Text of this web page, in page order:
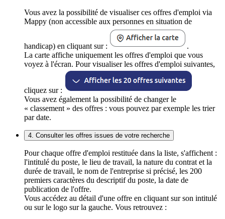
Vous avez la possibilité de visualiser ces offres d'emploi via
Mappy (non accessible aux personnes en situation de
handicap) en cliquant sur :
.
La carte affiche uniquement les offres d'emploi que vous
voyez à l'écran. Pour visualiser les offres d'emploi suivantes,
cliquez sur :
Vous avez également la possibilité de changer le
« classement » des offres : vous pouvez par exemple les trier
par date.
4. Consulter les offres issues de votre recherche
Pour chaque offre d'emploi restituée dans la liste, s'affichent :
l'intitulé du poste, le lieu de travail, la nature du contrat et la
durée de travail, le nom de l'entreprise si précisé, les 200
premiers caractères du descriptif du poste, la date de
publication de l'offre.
Vous accédez au détail d'une offre en cliquant sur son intitulé
ou sur le logo sur la gauche. Vous retrouvez :